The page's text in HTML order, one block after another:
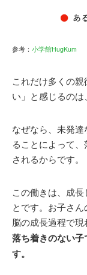
参考： 小学館HugKum
これだけ多くの
い」と感じるのは
なぜなら、未発
ることによって
されるからです。
この働きは、成
とです。 お子さん
脳の成長過程で現
落ち着きのない
す。